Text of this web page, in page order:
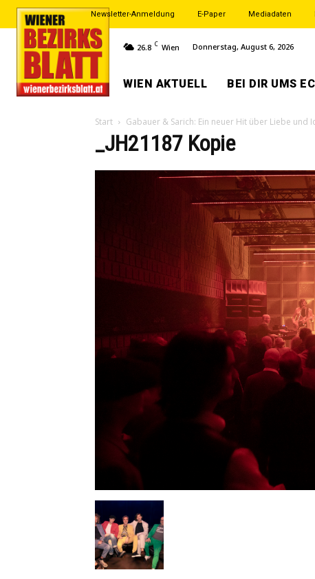
Newsletter-Anmeldung E-Paper Mediadaten
26.8 C Wien Donnerstag, August 6, 2026
WIEN AKTUELL BEI DIR UMS
Start Gabauer & Sarich: Ein neuer Hit über Liebe und
_JH21187 Kopie